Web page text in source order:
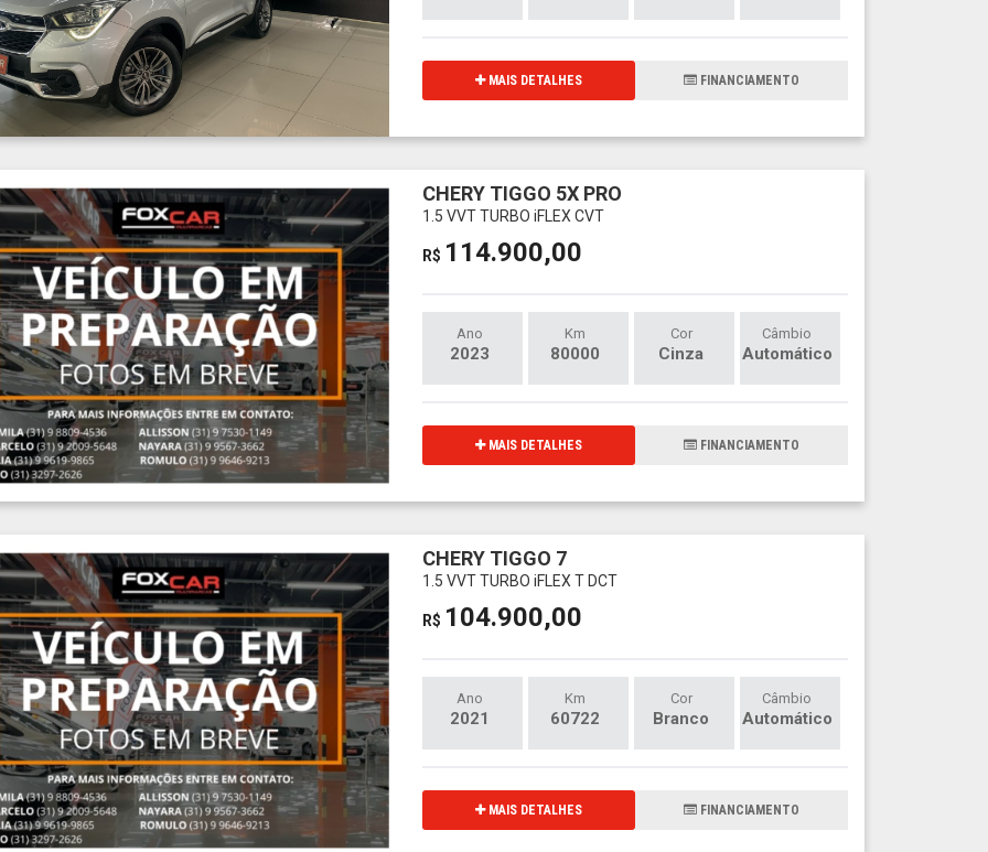
MAIS DETALHES FINANCIAMENTO
CHERY TIGGO 5X PRO
1.5 VVT TURBO iFLEX CVT
R$ 114.900,00
Ano
2023
Km
80000
Cor
Cinza
Câmbio
Automático
MAIS DETALHES FINANCIAMENTO
CHERY TIGGO 7
1.5 VVT TURBO iFLEX T DCT
R$ 104.900,00
Ano
2021
Km
60722
Cor
Branco
Câmbio
Automático
MAIS DETALHES FINANCIAMENTO